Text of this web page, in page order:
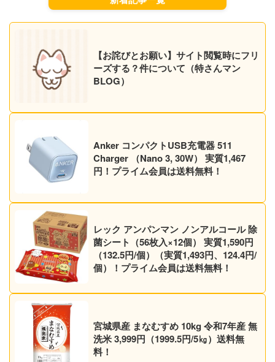
【お詫びとお願い】サイト閲覧時にフリ
ーズする？件について（特さんマン
BLOG）
Anker コンパクトUSB充電器 511
Charger （Nano 3, 30W） 実質1,467
円！プライム会員は送料無料！
レック アンパンマン ノンアルコール 除
菌シート（56枚入×12個） 実質1,590円
（132.5円/個）（実質1,493円、124.4円/
個）！プライム会員は送料無料！
宮城県産 まなむすめ 10kg 令和7年産 無
洗米 3,999円（1999.5円/5㎏）送料無
料！